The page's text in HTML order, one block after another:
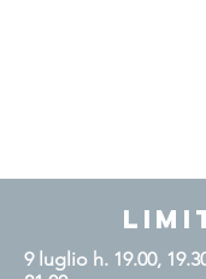
9 luglio h. 19.00,